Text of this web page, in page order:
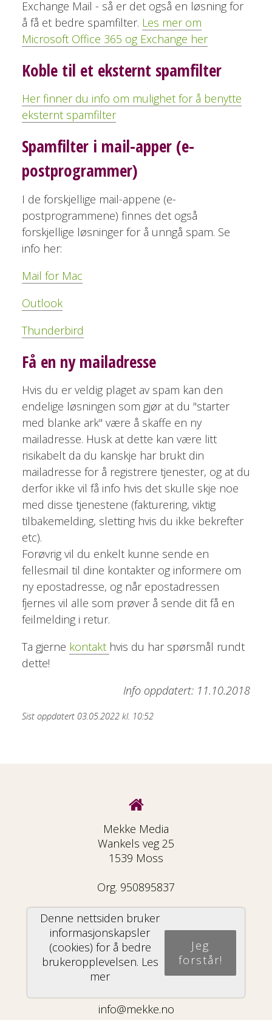
Exchange Mail - så er det også en løsning for
å få et bedre spamfilter. Les mer om
Microsoft Office 365 og Exchange her
Koble til et eksternt spamfilter
Her finner du info om mulighet for å benytte
eksternt spamfilter
Spamfilter i mail-apper (e-
postprogrammer)
I de forskjellige mail-appene (e-
postprogrammene) finnes det også
forskjellige løsninger for å unngå spam. Se
info her:
Mail for Mac
Outlook
Thunderbird
Få en ny mailadresse
Hvis du er veldig plaget av spam kan den
endelige løsningen som gjør at du "starter
med blanke ark" være å skaffe en ny
mailadresse. Husk at dette kan være litt
risikabelt da du kanskje har brukt din
mailadresse for å registrere tjenester, og at du
derfor ikke vil få info hvis det skulle skje noe
med disse tjenestene (fakturering, viktig
tilbakemelding, sletting hvis du ikke bekrefter
etc).
Forøvrig vil du enkelt kunne sende en
fellesmail til dine kontakter og informere om
ny epostadresse, og når epostadressen
fjernes vil alle som prøver å sende dit få en
feilmelding i retur.
Ta gjerne kontakt hvis du har spørsmål rundt
dette!
Info oppdatert: 11.10.2018
Sist oppdatert 03.05.2022 kl. 10:52
Mekke Media
Wankels veg 25
1539 Moss
Org. 950895837
69 33 33 21
info@mekke.no
Denne nettsiden bruker
informasjonskapsler
(cookies) for å bedre
brukeropplevelsen. Les
mer
Jeg
forstår!